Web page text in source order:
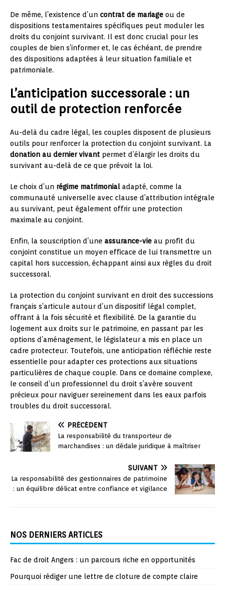
De même, l’existence d’un contrat de mariage ou de
dispositions testamentaires spécifiques peut moduler les
droits du conjoint survivant. Il est donc crucial pour les
couples de bien s’informer et, le cas échéant, de prendre
des dispositions adaptées à leur situation familiale et
patrimoniale.
L’anticipation successorale : un
outil de protection renforcée
Au-delà du cadre légal, les couples disposent de plusieurs
outils pour renforcer la protection du conjoint survivant. La
donation au dernier vivant permet d’élargir les droits du
survivant au-delà de ce que prévoit la loi.
Le choix d’un régime matrimonial adapté, comme la
communauté universelle avec clause d’attribution intégrale
au survivant, peut également offrir une protection
maximale au conjoint.
Enfin, la souscription d’une assurance-vie au profit du
conjoint constitue un moyen efficace de lui transmettre un
capital hors succession, échappant ainsi aux règles du droit
successoral.
La protection du conjoint survivant en droit des successions
français s’articule autour d’un dispositif légal complet,
offrant à la fois sécurité et flexibilité. De la garantie du
logement aux droits sur le patrimoine, en passant par les
options d’aménagement, le législateur a mis en place un
cadre protecteur. Toutefois, une anticipation réfléchie reste
essentielle pour adapter ces protections aux situations
particulières de chaque couple. Dans ce domaine complexe,
le conseil d’un professionnel du droit s’avère souvent
précieux pour naviguer sereinement dans les eaux parfois
troubles du droit successoral.
PRÉCÉDENT
La responsabilité du transporteur de
marchandises : un dédale juridique à maîtriser
SUIVANT
La responsabilité des gestionnaires de patrimoine
: un équilibre délicat entre confiance et vigilance
NOS DERNIERS ARTICLES
Fac de droit Angers : un parcours riche en opportunités
Pourquoi rédiger une lettre de cloture de compte claire